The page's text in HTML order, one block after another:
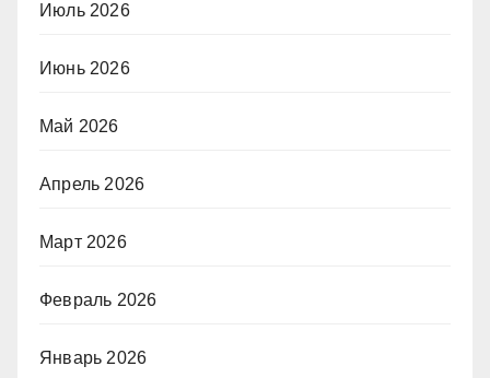
Июль 2026
Июнь 2026
Май 2026
Апрель 2026
Март 2026
Февраль 2026
Январь 2026